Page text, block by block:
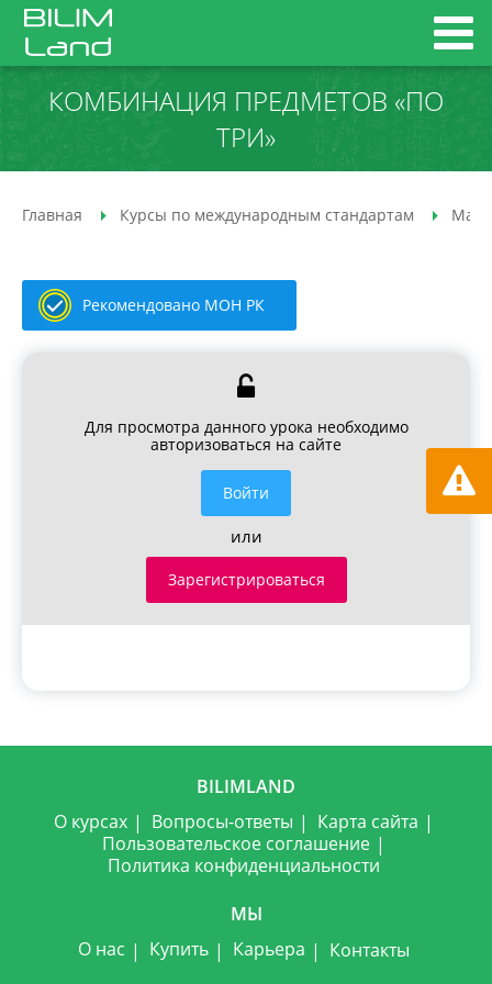
КОМБИНАЦИЯ ПРЕДМЕТОВ «ПО
ТРИ»
Главная Курсы по международным стандартам
Рекомендовано МОН РК
Для просмотра данного урока необходимо
авторизоваться на сайте
Войти
или
Зарегистрироваться
BILIMLAND
О курсах
Вопросы-ответы
Карта сайта
Пользовательское соглашение
Политика конфиденциальности
МЫ
О нас
Купить Карьера Контакты